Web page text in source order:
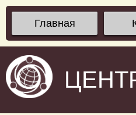
Главная